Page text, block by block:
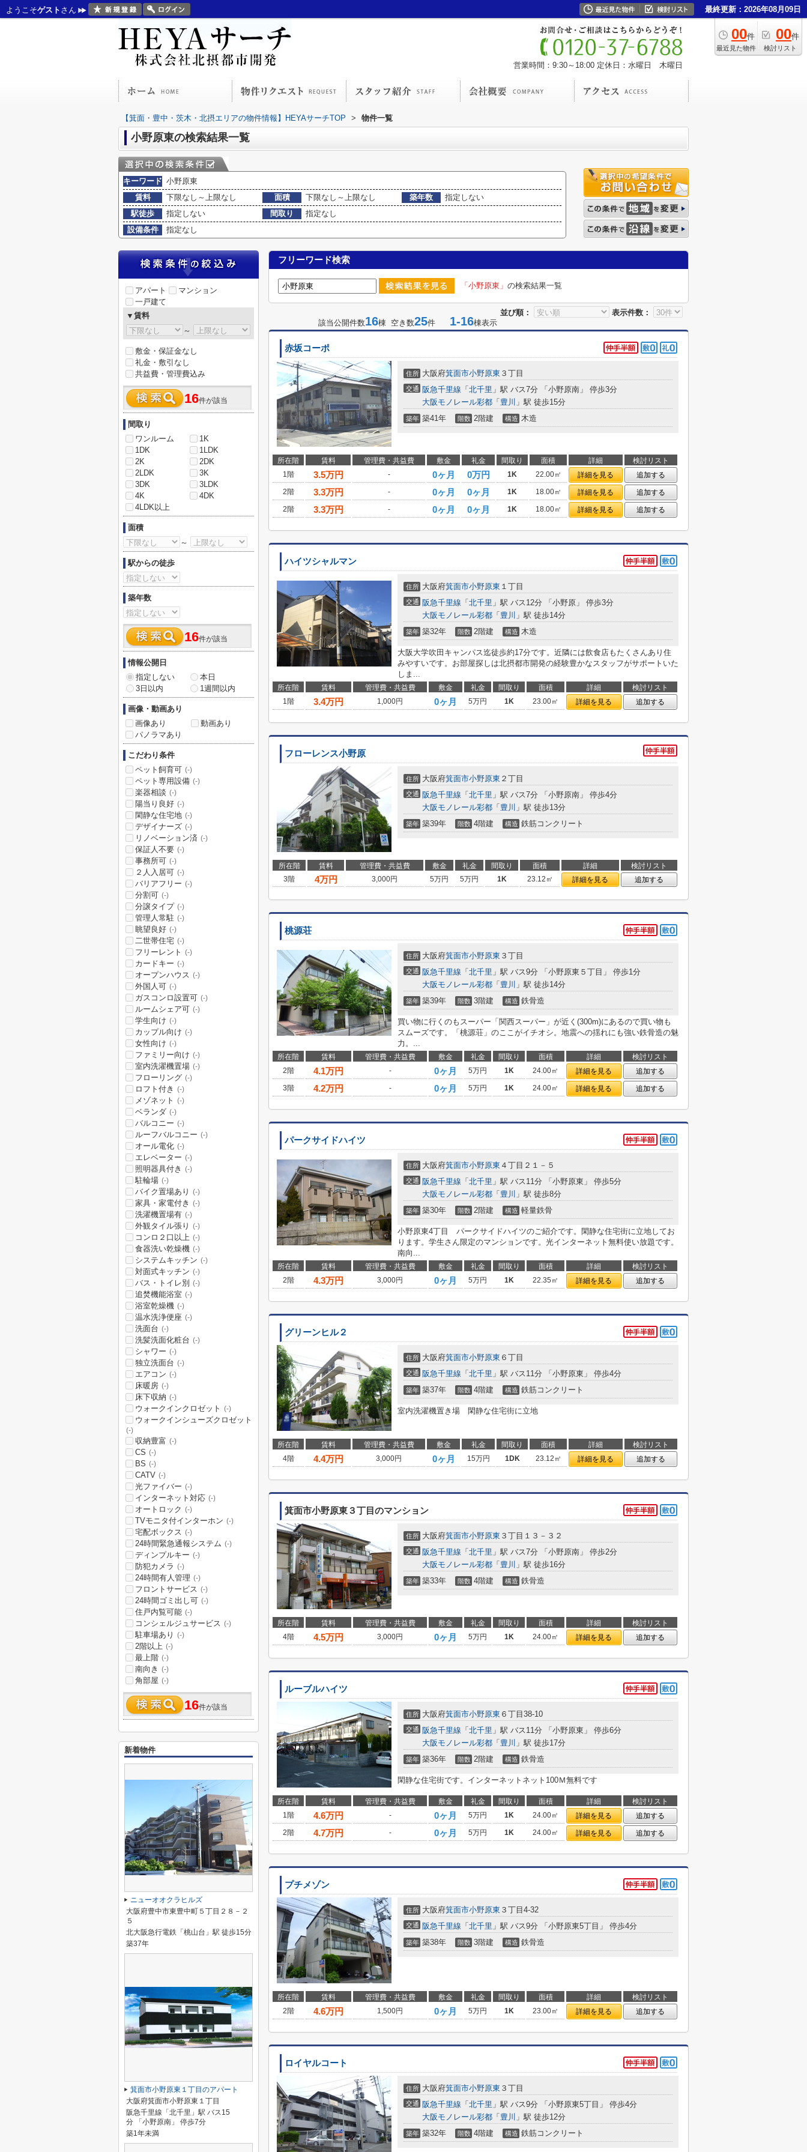
ようこそゲスト さん 最終更新：2026年08月09日
00件
最近見た物件
00件
検討リスト
営業時間：9:30～18:00 定休日：水曜日 木曜日
【箕面・豊中・茨木・北摂エリアの物件情報】HEYAサーチTOP > 物件一覧
小野原東の検索結果一覧
キーワード 小野原東
賃料
下限なし～上限なし 面積 下限なし～上限なし 築年数
指定しない
駅徒歩
指定しない 間取り
指定なし
設備条件
指定なし
フリーワード検索
「小野原東」 の検索結果一覧
並び順：
表示件数：
該当公開件数16棟 空き数25件 1-16棟表示
赤坂コーポ
住所 大阪府箕面市小野原東 ３丁目
交通 阪急千里線 「 北千里 」駅 バス7分 「小野原南」 停歩3分
大阪モノレール彩都 「 豊川 」駅 徒歩15分
築年 築41年 階数 2階建 構造 木造
所在階 賃料 管理費・共益費 敷金 礼金 間取り 面積 詳細
検討リスト
1階
3.5万円 - 0ヶ月 0万円 1K 22.00㎡ 詳細を見る
追加する
2階
3.3万円 - 0ヶ月 0ヶ月 1K 18.00㎡ 詳細を見る
追加する
2階
3.3万円 - 0ヶ月 0ヶ月 1K 18.00㎡ 詳細を見る 追加する
ハイツシャルマン
住所 大阪府箕面市小野原東 １丁目
交通 阪急千里線 「 北千里 」駅 バス12分 「小野原」 停歩3分
大阪モノレール彩都 「 豊川 」駅 徒歩14分
築年 築32年 階数 2階建 構造 木造
大阪大学吹田キャンパス迄徒歩約17分です。近隣には飲食店もたくさんあり住
みやすいです。お部屋探しは北摂都市開発の経験豊かなスタッフがサポートいた
しま...
所在階 賃料 管理費・共益費 敷金 礼金 間取り 面積 詳細
検討リスト
1階
3.4万円 1,000円 0ヶ月 5万円 1K 23.00㎡ 詳細を見る 追加する
フローレンス小野原
住所 大阪府箕面市小野原東 ２丁目
交通 阪急千里線 「 北千里 」駅 バス7分 「小野原南」 停歩4分
大阪モノレール彩都 「 豊川 」駅 徒歩13分
築年 築39年 階数 4階建 構造 鉄筋コンクリート
所在階 賃料 管理費・共益費 敷金 礼金 間取り 面積 詳細
検討リスト
3階
4万円 3,000円 5万円 5万円 1K 23.12㎡ 詳細を見る 追加する
桃源荘
住所 大阪府箕面市小野原東 ３丁目
交通 阪急千里線 「 北千里 」駅 バス9分 「小野原東５丁目」 停歩1分
大阪モノレール彩都 「 豊川 」駅 徒歩14分
築年 築39年 階数 3階建 構造 鉄骨造
買い物に行くのもスーパー「関西スーパー」が近く(300m)にあるので買い物も
スムーズです。「桃源荘」のここがイチオシ。地震への揺れにも強い鉄骨造の魅
力。...
所在階 賃料 管理費・共益費 敷金 礼金 間取り 面積 詳細
検討リスト
2階
4.1万円 - 0ヶ月 5万円 1K 24.00㎡ 詳細を見る
追加する
3階
4.2万円 - 0ヶ月 5万円 1K 24.00㎡ 詳細を見る 追加する
パークサイドハイツ
住所 大阪府箕面市小野原東 ４丁目２１－５
交通 阪急千里線 「 北千里 」駅 バス11分 「小野原東」 停歩5分
大阪モノレール彩都 「 豊川 」駅 徒歩8分
築年 築30年 階数 2階建 構造 軽量鉄骨
小野原東4丁目 パークサイドハイツのご紹介です。閑静な住宅街に立地してお
ります。学生さん限定のマンションです。光インターネット無料使い放題です。
南向...
所在階 賃料 管理費・共益費 敷金 礼金 間取り 面積 詳細
検討リスト
2階
4.3万円 3,000円 0ヶ月 5万円 1K 22.35㎡ 詳細を見る 追加する
グリーンヒル２
住所 大阪府箕面市小野原東 ６丁目
交通 阪急千里線 「 北千里 」駅 バス11分 「小野原東」 停歩4分
築年 築37年 階数 4階建 構造 鉄筋コンクリート
室内洗濯機置き場 閑静な住宅街に立地
所在階 賃料 管理費・共益費 敷金 礼金 間取り 面積 詳細
検討リスト
4階
4.4万円 3,000円 0ヶ月 15万円 1DK 23.12㎡ 詳細を見る 追加する
箕面市小野原東３丁目のマンション
住所 大阪府箕面市小野原東 ３丁目１３－３２
交通 阪急千里線 「 北千里 」駅 バス7分 「小野原南」 停歩2分
大阪モノレール彩都 「 豊川 」駅 徒歩16分
築年 築33年 階数 4階建 構造 鉄骨造
所在階 賃料 管理費・共益費 敷金 礼金 間取り 面積 詳細
検討リスト
4階
4.5万円 3,000円 0ヶ月 5万円 1K 24.00㎡ 詳細を見る 追加する
ルーブルハイツ
住所 大阪府箕面市小野原東 ６丁目38-10
交通 阪急千里線 「 北千里 」駅 バス11分 「小野原東」 停歩6分
大阪モノレール彩都 「 豊川 」駅 徒歩17分
築年 築36年 階数 2階建 構造 鉄骨造
閑静な住宅街です。インターネットネット100Ｍ無料です
所在階 賃料 管理費・共益費 敷金 礼金 間取り 面積 詳細
検討リスト
1階
4.6万円 - 0ヶ月 5万円 1K 24.00㎡ 詳細を見る
追加する
2階
4.7万円 - 0ヶ月 5万円 1K 24.00㎡ 詳細を見る 追加する
プチメゾン
住所 大阪府箕面市小野原東 ３丁目4-32
交通 阪急千里線 「 北千里 」駅 バス9分 「小野原東5丁目」 停歩4分
築年 築38年 階数 3階建 構造 鉄骨造
所在階 賃料 管理費・共益費 敷金 礼金 間取り 面積 詳細
検討リスト
2階
4.6万円 1,500円 0ヶ月 5万円 1K 23.00㎡ 詳細を見る 追加する
ロイヤルコート
住所 大阪府箕面市小野原東 ３丁目
交通 阪急千里線 「 北千里 」駅 バス9分 「小野原東5丁目」 停歩4分
大阪モノレール彩都 「 豊川 」駅 徒歩12分
築年 築32年 階数 4階建 構造 鉄筋コンクリート
アパート
マンション
一戸建て
▼賃料
～
敷金・保証金なし
礼金・敷引なし
共益費・管理費込み
16件が該当
間取り
ワンルーム
1K
1DK
1LDK
2K
2DK
2LDK
3K
3DK
3LDK
4K
4DK
4LDK以上
面積
～
駅からの徒歩
築年数
16件が該当
情報公開日
指定しない
本日
3日以内
1週間以内
画像・動画あり
画像あり
動画あり
パノラマあり
こだわり条件
ペット飼育可 (-)
ペット専用設備 (-)
楽器相談 (-)
陽当り良好 (-)
閑静な住宅地 (-)
デザイナーズ (-)
リノベーション済 (-)
保証人不要 (-)
事務所可 (-)
２人入居可 (-)
バリアフリー (-)
分割可 (-)
分譲タイプ (-)
管理人常駐 (-)
眺望良好 (-)
二世帯住宅 (-)
フリーレント (-)
カードキー (-)
オープンハウス (-)
外国人可 (-)
ガスコンロ設置可 (-)
ルームシェア可 (-)
学生向け (-)
カップル向け (-)
女性向け (-)
ファミリー向け (-)
室内洗濯機置場 (-)
フローリング (-)
ロフト付き (-)
メゾネット (-)
ベランダ (-)
バルコニー (-)
ルーフバルコニー (-)
オール電化 (-)
エレベーター (-)
照明器具付き (-)
駐輪場 (-)
バイク置場あり (-)
家具・家電付き (-)
洗濯機置場有 (-)
外観タイル張り (-)
コンロ２口以上 (-)
食器洗い乾燥機 (-)
システムキッチン (-)
対面式キッチン (-)
バス・トイレ別 (-)
追焚機能浴室 (-)
浴室乾燥機 (-)
温水洗浄便座 (-)
洗面台 (-)
洗髪洗面化粧台 (-)
シャワー (-)
独立洗面台 (-)
エアコン (-)
床暖房 (-)
床下収納 (-)
ウォークインクロゼット (-)
ウォークインシューズクロゼット
(-)
収納豊富 (-)
CS (-)
BS (-)
CATV (-)
光ファイバー (-)
インターネット対応 (-)
オートロック (-)
TVモニタ付インターホン (-)
宅配ボックス (-)
24時間緊急通報システム (-)
ディンプルキー (-)
防犯カメラ (-)
24時間有人管理 (-)
フロントサービス (-)
24時間ゴミ出し可 (-)
住戸内覧可能 (-)
コンシェルジュサービス (-)
駐車場あり (-)
2階以上 (-)
最上階 (-)
南向き (-)
角部屋 (-)
16件が該当
新着物件
ニューオオクラヒルズ
大阪府豊中市東豊中町５丁目２８－２
５
北大阪急行電鉄「桃山台」駅 徒歩15分
築37年
箕面市小野原東１丁目のアパート
大阪府箕面市小野原東１丁目
阪急千里線「北千里」駅 バス15
分 「小野原南」 停歩7分
築1年未満